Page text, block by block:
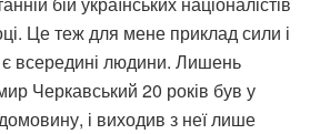
Це теж для мене приклад сили і
є всередині людини. Лишень
Черкавський 20 років був у
і виходив з неї лише